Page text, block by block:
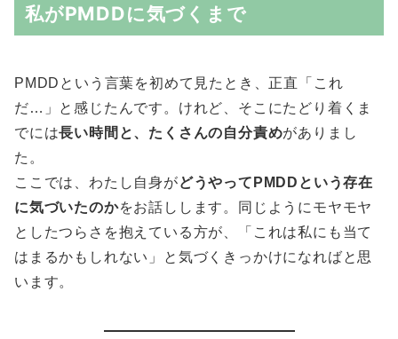
私がPMDDに気づくまで
PMDDという言葉を初めて見たとき、正直「これ
だ…」と感じたんです。けれど、そこにたどり着くま
でには長い時間と、たくさんの自分責めがありまし
た。
ここでは、わたし自身がどうやってPMDDという存在
に気づいたのかをお話しします。同じようにモヤモヤ
としたつらさを抱えている方が、「これは私にも当て
はまるかもしれない」と気づくきっかけになればと思
います。